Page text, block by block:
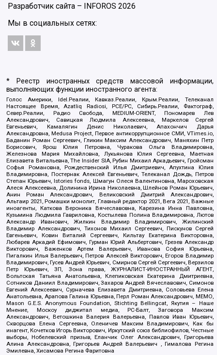
Разработчик сайта – INFOROS 2026
Мы в социальных сетях:
* Реестр иностранных средств массовой информации,
выполняющих функции иностранного агента:
Голос Америки, Idel.Реалии, Кавказ.Реалии, Крым.Реалии, Телеканал
Настоящее Время, Azatliq Radiosi, PCE/PC, Сибирь.Реалии, Фактограф,
Север.Реалии, Радио Свобода, MEDIUM-ORIENT, Пономарев Лев
Александрович, Савицкая Людмила Алексеевна, Маркелов Сергей
Евгеньевич, Камалягин Денис Николаевич, Апахончич Дарья
Александровна, Medusa Project, Первое антикоррупционное СМИ, VTimes.io,
Баданин Роман Сергеевич, Гликин Максим Александрович, Маняхин Петр
Борисович, Ярош Юлия Петровна, Чуракова Ольга Владимировна,
Железнова Мария Михайловна, Лукьянова Юлия Сергеевна, Маетная
Елизавета Витальевна, The Insider SIA, Рубин Михаил Аркадьевич, Гройсман
Софья Романовна, Рождественский Илья Дмитриевич, Апухтина Юлия
Владимировна, Постернак Алексей Евгеньевич, Телеканал Дождь, Петров
Степан Юрьевич, Istories fonds, Шмагун Олеся Валентиновна, Мароховская
Алеся Алексеевна, Долинина Ирина Николаевна, Шлейнов Роман Юрьевич,
Анин Роман Александрович, Великовский Дмитрий Александрович,
Альтаир 2021, Ромашки монолит, Главный редактор 2021, Вега 2021, Важные
иноагенты, Каткова Вероника Вячеславовна, Карезина Инна Павловна,
Кузьмина Людмила Гавриловна, Костылева Полина Владимировна, Лютов
Александр Иванович, Жилкин Владимир Владимирович, Жилинский
Владимир Александрович, Тихонов Михаил Сергеевич, Пискунов Сергей
Евгеньевич, Ковин Виталий Сергеевич, Кильтау Екатерина Викторовна,
Любарев Аркадий Ефимович, Гурман Юрий Альбертович, Грезев Александр
Викторович, Важенков Артем Валерьевич, Иванова София Юрьевна,
Пигалкин Илья Валерьевич, Петров Алексей Викторович, Егоров Владимир
Владимирович, Гусев Андрей Юрьевич, Смирнов Сергей Сергеевич, Верзилов
Петр Юрьевич, ЗП, Зона права, ЖУРНАЛИСТ-ИНОСТРАННЫЙ АГЕНТ,
Вольтская Татьяна Анатольевна, Клепиковская Екатерина Дмитриевна,
Сотников Даниил Владимирович, Захаров Андрей Вячеславович, Симонов
Евгений Алексеевич, Сурначева Елизавета Дмитриевна, Соловьева Елена
Анатольевна, Арапова Галина Юрьевна, Перл Роман Александрович, МЕМО,
Mason G.E.S. Anonymous Foundation, Stichting Bellingcat, Якутия – Наше
Мнение, Москоу диджитал медиа, РС-Балт, Заговора Максим
Александрович, Ветошкина Валерия Валерьевна, Павлов Иван Юрьевич,
Скворцова Елена Сергеевна, Оленичев Максим Владимирович, Как бы
инагент, Кочетков Игорь Викторович, Иркутский союз библиофилов, Честные
выборы, Нобелевский призыв, Еланчик Олег Александрович, Григорьева
Алина Александровна, Григорьев Андрей Валерьевич , Гималова Регина
Эмилевна, Хисамова Регина Фаритовна